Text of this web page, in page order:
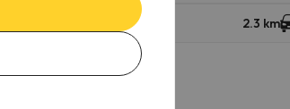
2.3 km